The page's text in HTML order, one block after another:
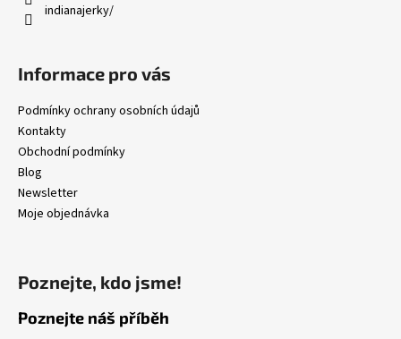
indianajerky/
Informace pro vás
Podmínky ochrany osobních údajů
Kontakty
Obchodní podmínky
Blog
Newsletter
Moje objednávka
Poznejte, kdo jsme!
Poznejte náš příběh